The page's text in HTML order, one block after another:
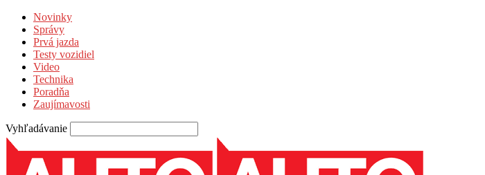
Novinky
Správy
Prvá jazda
Testy vozidiel
Video
Technika
Poradňa
Zaujímavosti
Vyhľadávanie